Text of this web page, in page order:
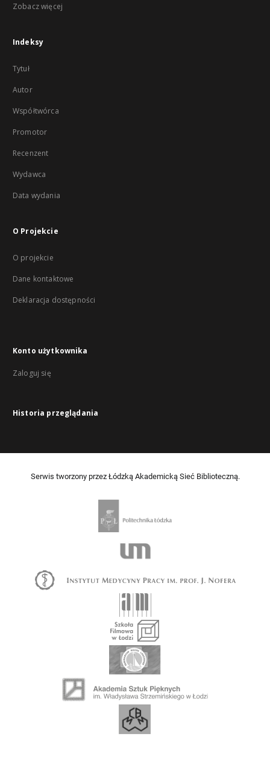
Zobacz więcej
Indeksy
Tytuł
Autor
Współtwórca
Promotor
Recenzent
Wydawca
Data wydania
O Projekcie
O projekcie
Dane kontaktowe
Deklaracja dostępności
Konto użytkownika
Zaloguj się
Historia przeglądania
Serwis tworzony przez Łódzką Akademicką Sieć Biblioteczną.